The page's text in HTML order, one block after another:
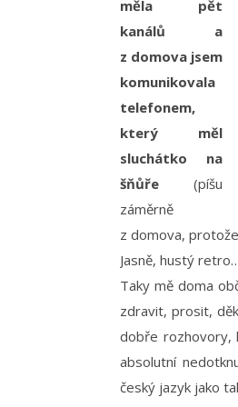
měla pět
kanálů a
z domova jsem
komunikovala
telefonem,
který měl
sluchátko na
šňůře (píšu
záměrně
z domova,
Jasně, hustý
Taky mě doma
zdravit, prosit,
dobře rozhovory,
absolutní
český jazyk jako